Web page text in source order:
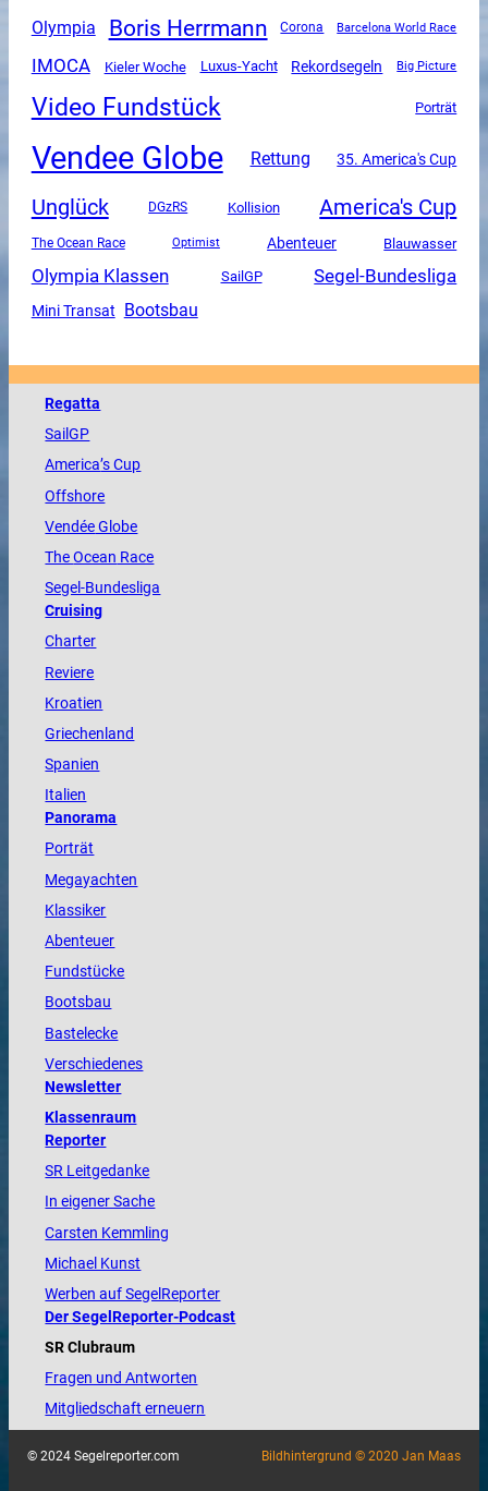
Olympia Boris Herrmann Corona Barcelona World Race
IMOCA Kieler Woche Luxus-Yacht Rekordsegeln Big Picture
Video Fundstück Porträt
Vendee Globe Rettung 35. America's Cup
Unglück DGzRS Kollision America's Cup
The Ocean Race Optimist Abenteuer Blauwasser
Olympia Klassen SailGP Segel-Bundesliga
Mini Transat Bootsbau
Regatta
SailGP
America’s Cup
Offshore
VendéeGlobe
TheOcean Race
Segel-Bundesliga
Cruising
Charter
Reviere
Kroatien
Griechenland
Spanien
Italien
Panorama
Porträt
Megayachten
Klassiker
Abenteuer
Fundstücke
Bootsbau
Bastelecke
Verschiedenes
Newsletter
Klassenraum
Reporter
SR Leitgedanke
In eigener Sache
Carsten Kemmling
Michael Kunst
Werben auf SegelReporter
Der SegelReporter-Podcast
SR Clubraum
Fragen und Antworten
Mitgliedschaft erneuern
© 2024 Segelreporter.com Bildhintergrund © 2020 Jan Maas